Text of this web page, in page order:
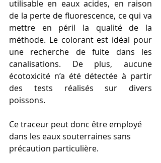
utilisable en eaux acides, en raison
de la perte de fluorescence, ce qui va
mettre en péril la qualité de la
méthode. Le colorant est idéal pour
une recherche de fuite dans les
canalisations. De plus, aucune
écotoxicité n’a été détectée à partir
des tests réalisés sur divers
poissons.
Ce traceur peut donc être employé
dans les eaux souterraines sans
précaution particulière.